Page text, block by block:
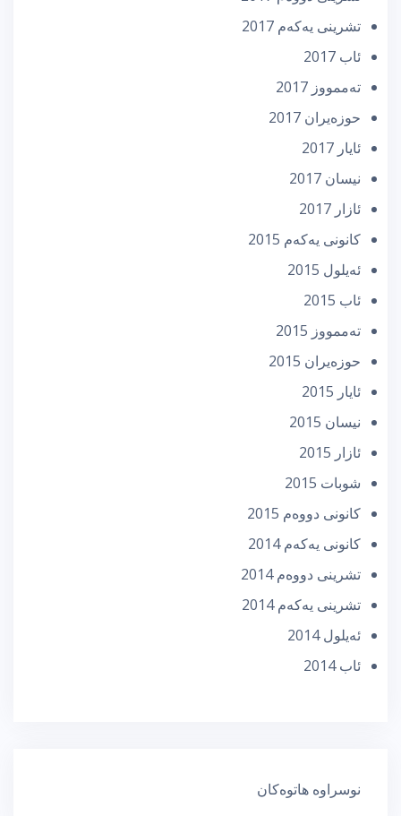
تشرینی یه‌كه‌م 2017
ئاب 2017
تەممووز 2017
حوزه‌یران 2017
ئایار 2017
نیسان 2017
ئازار 2017
كانونی یه‌كه‌م 2015
ئه‌یلول 2015
ئاب 2015
تەممووز 2015
حوزه‌یران 2015
ئایار 2015
نیسان 2015
ئازار 2015
شوبات 2015
كانونی دووه‌م 2015
كانونی یه‌كه‌م 2014
تشرینی دووه‌م 2014
تشرینی یه‌كه‌م 2014
ئه‌یلول 2014
ئاب 2014
نوسراوە هاتوەکان